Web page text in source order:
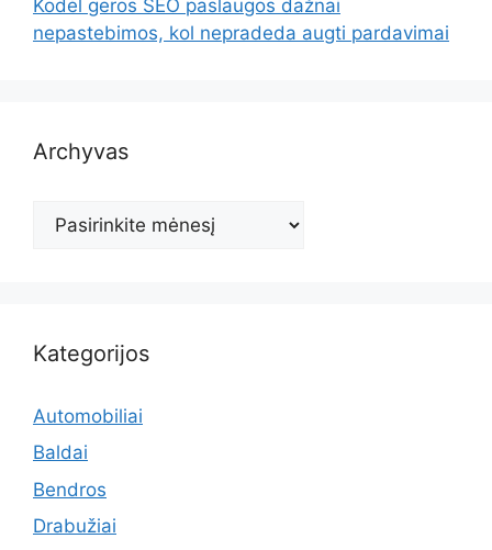
Kodėl geros SEO paslaugos dažnai
nepastebimos, kol nepradeda augti pardavimai
Archyvas
Archyvas
Kategorijos
Automobiliai
Baldai
Bendros
Drabužiai